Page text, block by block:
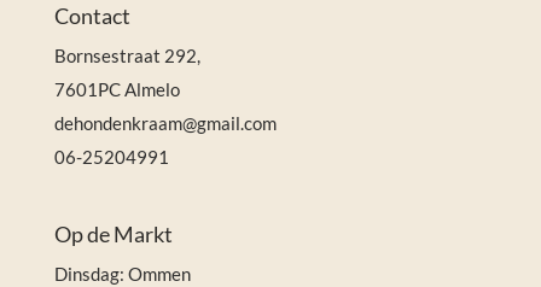
Contact
Bornsestraat 292,
7601PC Almelo
dehondenkraam@gmail.com
06-25204991
Op de Markt
Dinsdag: Ommen